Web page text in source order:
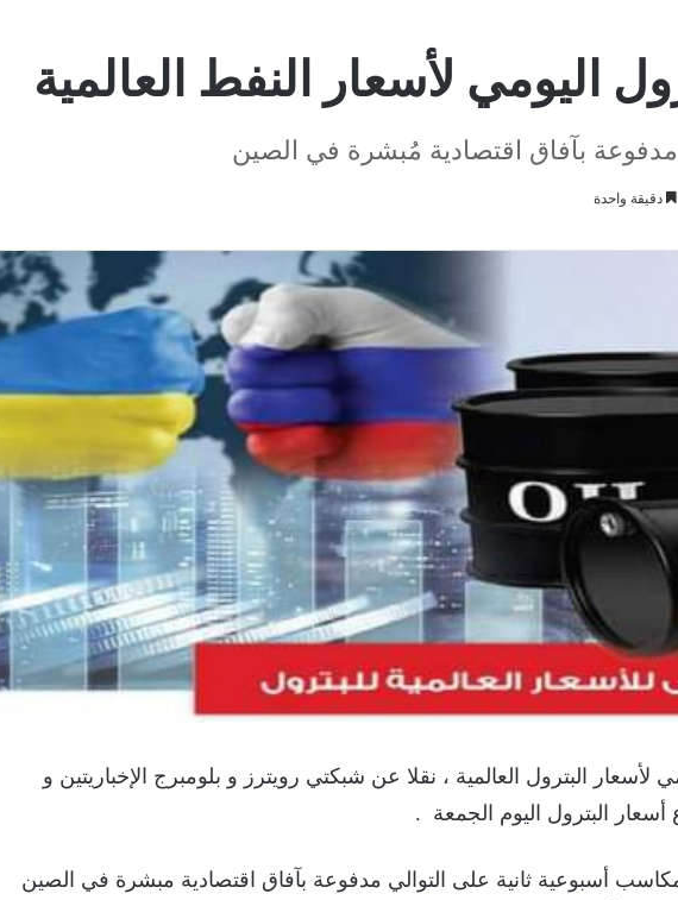
اليومي لأسعار النفط العالمية
مدفوعة بآفاق اقتصادية مُبشرة في الصين
دقيقة واحدة
لأسعار البترول العالمية ، نقلا عن شبكتي رويترز و بلومبرج الإخباريتين و
البترول اليوم الجمعة .
أسبوعية ثانية على التوالي مدفوعة بآفاق اقتصادية مبشرة في الصين